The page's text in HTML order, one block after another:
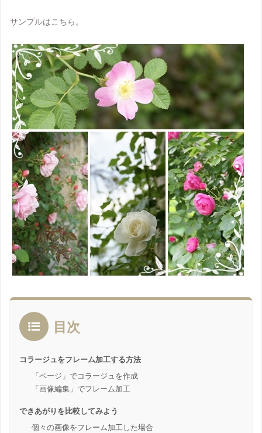
サンプルはこちら。
目次
コラージュをフレーム加工する方法
「ページ」でコラージュを作成
「画像編集」でフレーム加工
できあがりを比較してみよう
個々の画像をフレーム加工した場合